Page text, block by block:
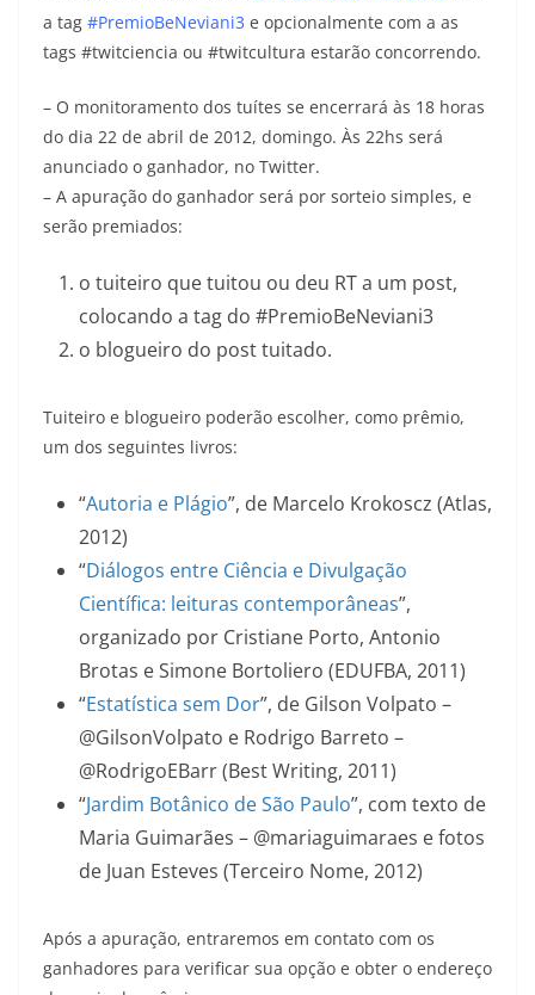
a tag #PremioBeNeviani3 e opcionalmente com a as
tags #twitciencia ou #twitcultura estarão concorrendo.
– O monitoramento dos tuítes se encerrará às 18 horas
do dia 22 de abril de 2012, domingo. Às 22hs será
anunciado o ganhador, no Twitter.
– A apuração do ganhador será por sorteio simples, e
serão premiados:
o tuiteiro que tuitou ou deu RT a um post,
colocando a tag do #PremioBeNeviani3
o blogueiro do post tuitado.
Tuiteiro e blogueiro poderão escolher, como prêmio,
um dos seguintes livros:
“Autoria e Plágio”, de Marcelo Krokoscz (Atlas,
2012)
“Diálogos entre Ciência e Divulgação
Científica: leituras contemporâneas”,
organizado por Cristiane Porto, Antonio
Brotas e Simone Bortoliero (EDUFBA, 2011)
“Estatística sem Dor”, de Gilson Volpato –
@GilsonVolpato e Rodrigo Barreto –
‏@RodrigoEBarr (Best Writing, 2011)
“Jardim Botânico de São Paulo”, com texto de
Maria Guimarães – @mariaguimaraes e fotos
de Juan Esteves (Terceiro Nome, 2012)
Após a apuração, entraremos em contato com os
ganhadores para verificar sua opção e obter o endereço